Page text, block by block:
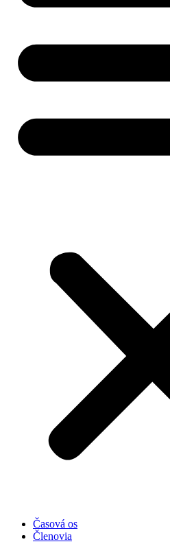
Časová os
Členovia